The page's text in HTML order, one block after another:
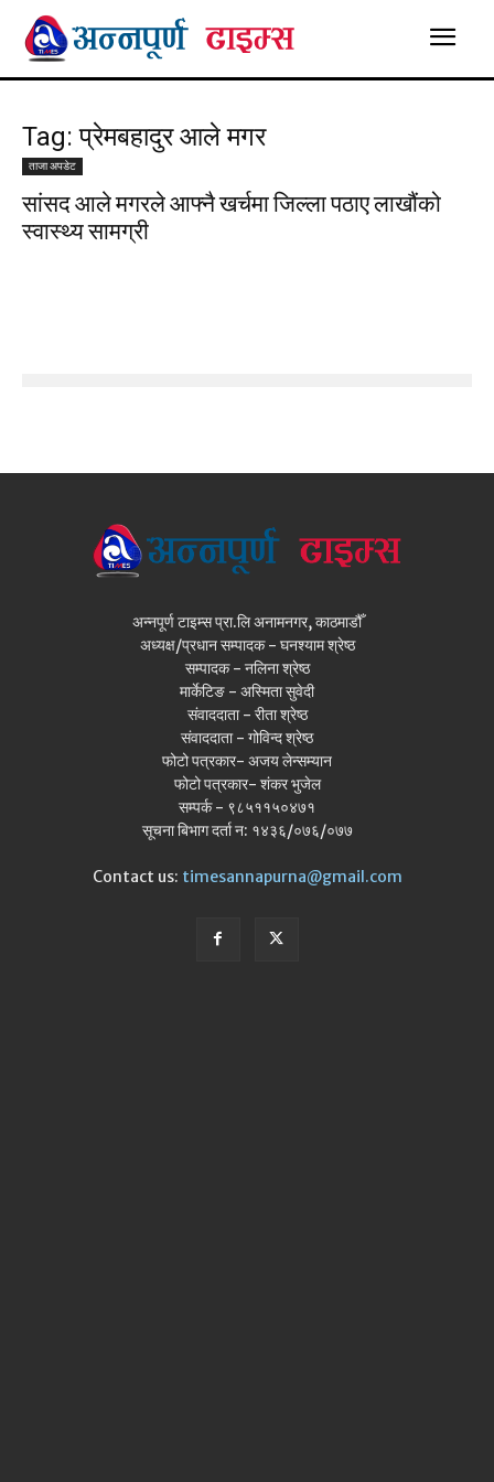
Tag: प्रेमबहादुर आले मगर
ताजा अपडेट
सांसद आले मगरले आफ्नै खर्चमा जिल्ला पठाए लाखौंको
स्वास्थ्य सामग्री
अन्नपूर्ण टाइम्स प्रा.लि अनामनगर, काठमाडौँ
अध्यक्ष/प्रधान सम्पादक - घनश्याम श्रेष्ठ
सम्पादक - नलिना श्रेष्ठ
मार्केटिङ - अस्मिता सुवेदी
संवाददाता - रीता श्रेष्ठ
संवाददाता - गोविन्द श्रेष्ठ
फोटो पत्रकार- अजय लेन्सम्यान
फोटो पत्रकार- शंकर भुजेल
सम्पर्क - ९८५११५०४७१
सूचना बिभाग दर्ता न: १४३६/०७६/०७७
Contact us: timesannapurna@gmail.com